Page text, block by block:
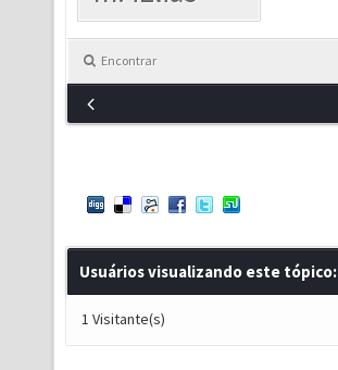
Encontrar
Usuários visualizando este tópico:
1 Visitante(s)